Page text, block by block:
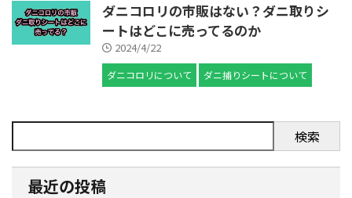
ダニコロリの市販はない？ダニ取りシ
ートはどこに売ってるのか
2024/4/22
ダニコロリについて ダニ捕りシートについて
検索
最近の投稿